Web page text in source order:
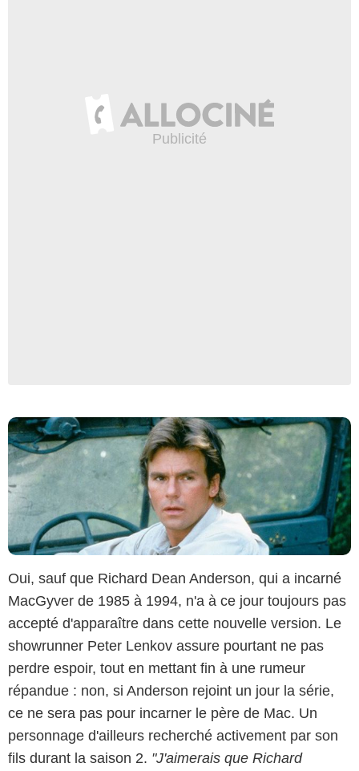
Oui, sauf que Richard Dean Anderson, qui a incarné
MacGyver de 1985 à 1994, n'a à ce jour toujours pas
accepté d'apparaître dans cette nouvelle version. Le
showrunner Peter Lenkov assure pourtant ne pas
perdre espoir, tout en mettant fin à une rumeur
répandue : non, si Anderson rejoint un jour la série,
ce ne sera pas pour incarner le père de Mac. Un
personnage d'ailleurs recherché activement par son
fils durant la saison 2. "J'aimerais que Richard